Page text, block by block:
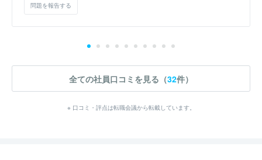
問題を報告する
全ての社員口コミを見る（32件）
※ 口コミ・評点は転職会議から転載しています。